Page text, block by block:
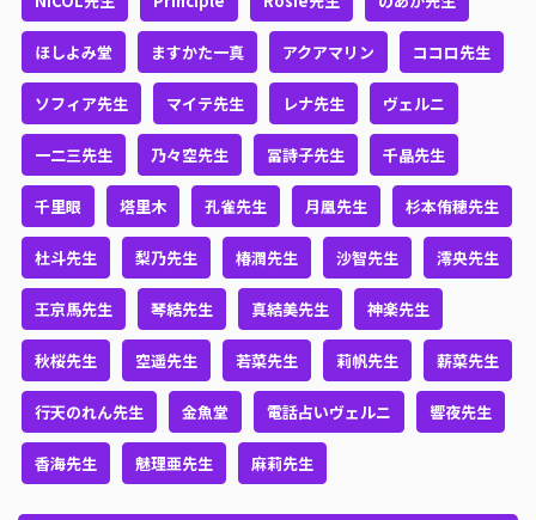
ほしよみ堂 ますかた一真 アクアマリン ココロ先生
ソフィア先生 マイテ先生 レナ先生 ヴェルニ
一二三先生 乃々空先生 冨詩子先生 千晶先生
千里眼 塔里木 孔雀先生 月凰先生 杉本侑穂先生
杜斗先生 梨乃先生 椿潤先生 沙智先生 澪央先生
王京馬先生 琴結先生 真結美先生 神楽先生
秋桜先生 空遥先生 若菜先生 莉帆先生 薪菜先生
行天のれん先生 金魚堂 電話占いヴェルニ 響夜先生
香海先生 魅理亜先生 麻莉先生